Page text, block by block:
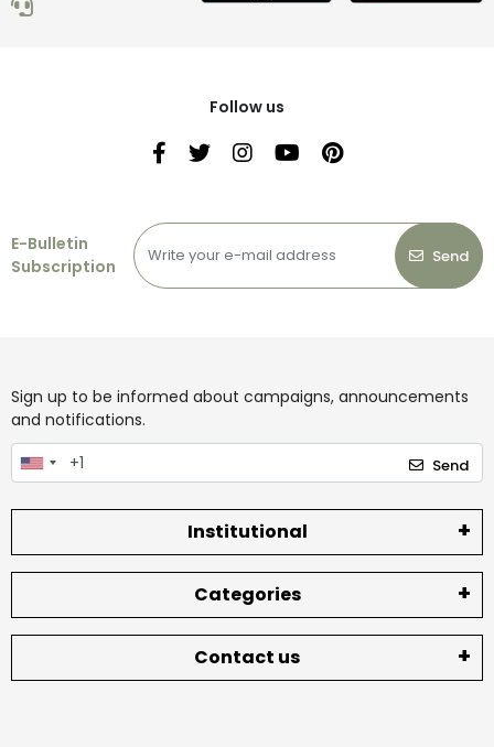
Follow us
E-Bulletin
Subscription
Send
Sign up to be informed about campaigns, announcements
and notifications.
Send
Institutional
Categories
Contact us